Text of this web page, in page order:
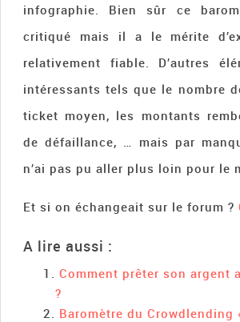
infographie. Bien sûr ce
critiqué mais il a le mérite
relativement fiable. D’autres
intéressants tels que le nombre
ticket moyen, les montants
de défaillance, … mais par
n’ai pas pu aller plus loin pour le
Et si on échangeait sur le forum ?
A lire aussi :
Comment prêter son argent
?
Baromètre du Crowdlending